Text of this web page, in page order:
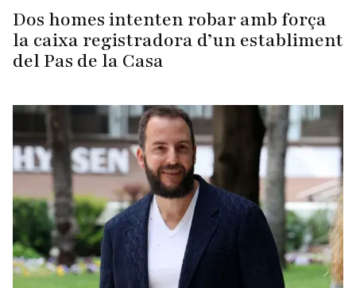
Dos homes intenten robar amb força
la caixa registradora d’un establiment
del Pas de la Casa